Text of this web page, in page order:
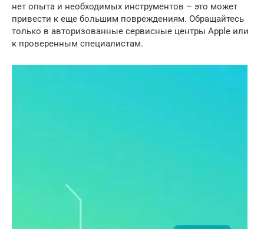
нет опыта и необходимых инструментов – это может
привести к еще большим повреждениям. Обращайтесь
только в авторизованные сервисные центры Apple или
к проверенным специалистам.